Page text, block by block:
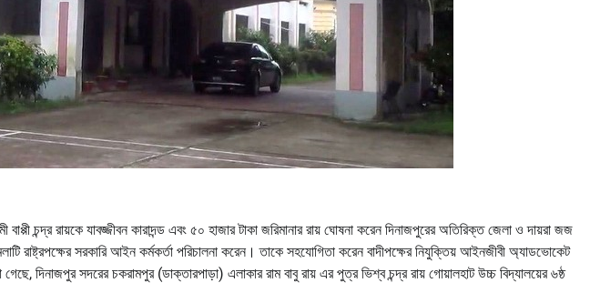
চন্দ্র রায়কে যাবজ্জীবন কারাদন্ড এবং ৫০ হাজার টাকা জরিমানার রায় ঘোষনা করেন দিনাজপুরের অতিরিক্ত জেলা ও দায়রা জজ
রাষ্ট্রপক্ষের সরকারি আইন কর্মকর্তা পরিচালনা করেন। তাকে সহযোগিতা করেন বাদীপক্ষের নিযুক্তিয় আইনজীবী অ্যাডভোকেট
দিনাজপুর সদরের চকরামপুর (ডাক্তারপাড়া) এলাকার রাম বাবু রায় এর পুত্র ভিশ্ব চন্দ্র রায় গোয়ালহাট উচ্চ বিদ্যালয়ের ৬ষ্ঠ